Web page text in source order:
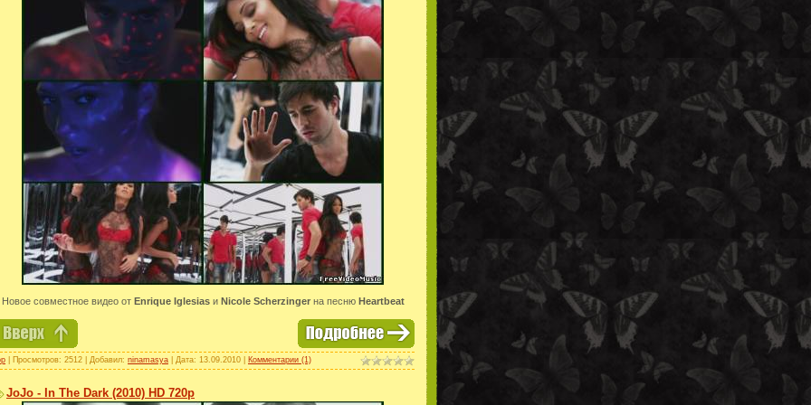
Новое совместное видео от Enrique Iglesiasи Nicole Scherzingerна песню Heartbeat
| Просмотров: 2512 | Добавил: ninamasya | Дата: 13.09.2010 Комментарии (1)
JoJo - In The Dark (2010) HD 720p